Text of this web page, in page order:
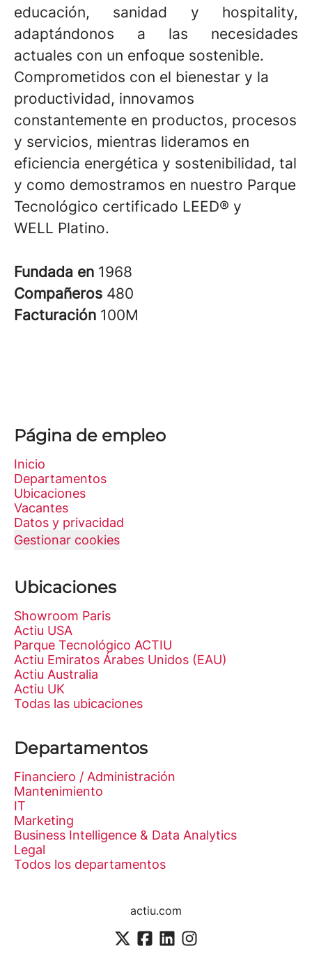
educación, sanidad y hospitality,
adaptándonos a las necesidades
actuales con un enfoque sostenible.
Comprometidos con el bienestar y la
productividad, innovamos
constantemente en productos, procesos
y servicios, mientras lideramos en
eficiencia energética y sostenibilidad, tal
y como demostramos en nuestro Parque
Tecnológico certificado LEED® y
WELL Platino.
Fundada en 1968
Compañeros 480
Facturación 100M
Página de empleo
Inicio
Departamentos
Ubicaciones
Vacantes
Datos y privacidad
Gestionar cookies
Ubicaciones
Showroom Paris
Actiu USA
Parque Tecnológico ACTIU
Actiu Emiratos Árabes Unidos (EAU)
Actiu Australia
Actiu UK
Todas las ubicaciones
Departamentos
Financiero / Administración
Mantenimiento
IT
Marketing
Business Intelligence & Data Analytics
Legal
Todos los departamentos
actiu.com